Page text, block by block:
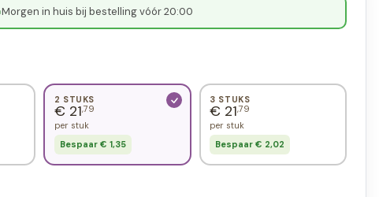
Morgen in huis bij bestelling vóór 20:00
2 STUKS
€ 21,79
per stuk
Bespaar € 1,35
3 STUKS
€ 21,79
per stuk
Bespaar € 2,02